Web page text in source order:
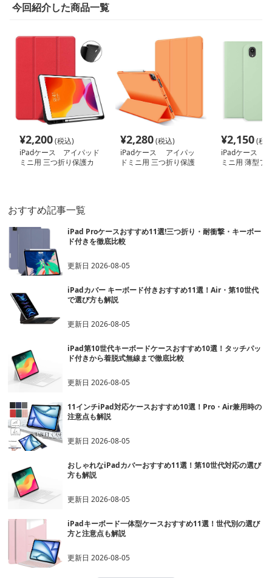
今回紹介した商品一覧
¥2,200(税込)
iPadケース アイパッド
ミニ用 三つ折り保護カ
¥2,280(税込)
iPadケース アイパッ
ドミニ用 三つ折り保護
¥2,150(税
iPadケース
ミニ用 薄型フ
おすすめ記事一覧
iPad Proケースおすすめ11選!三つ折り・耐衝撃・キーボー
ド付きを徹底比較
更新日2026-08-05
iPadカバー キーボード付きおすすめ11選！Air・第10世代
で選び方も解説
更新日2026-08-05
iPad第10世代キーボードケースおすすめ10選！タッチパッ
ド付きから着脱式無線まで徹底比較
更新日2026-08-05
11インチiPad対応ケースおすすめ10選！Pro・Air兼用時の
注意点も解説
更新日2026-08-05
おしゃれなiPadカバーおすすめ11選！第10世代対応の選び
方も解説
更新日2026-08-05
iPadキーボード一体型ケースおすすめ11選！世代別の選び
方と注意点も解説
更新日2026-08-05